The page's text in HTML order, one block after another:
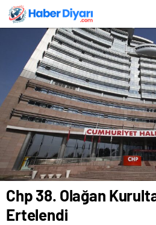
Chp 38. Olağan
Ertelendi